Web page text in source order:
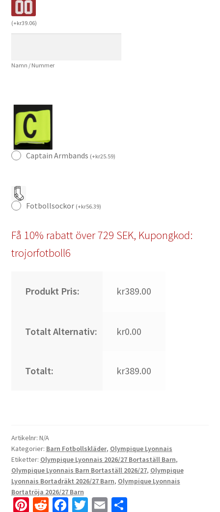
2026/27
Barn
Tröja
mängd
(+kr39.06)
Namn / Nummer
Captain Armbands (+kr25.59)
Fotbollsockor (+kr56.39)
Få 10% rabatt över 729 SEK, Kupongkod:
trojorfotboll6
Produkt Pris: kr389.00
Totalt Alternativ: kr0.00
Totalt: kr389.00
Artikelnr: N/A
Kategorier: Barn Fotbollskläder, Olympique Lyonnais
Etiketter: Olympique Lyonnais 2026/27 Bortaställ Barn,
Olympique Lyonnais Barn Bortaställ 2026/27, Olympique
Lyonnais Bortadräkt 2026/27 Barn, Olympique Lyonnais
Bortatröja 2026/27 Barn
Pi R Fa T E D